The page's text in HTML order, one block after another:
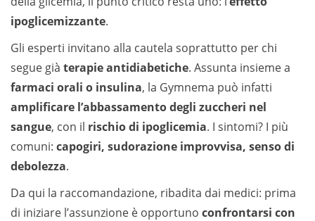
ipoglicemizzante.
Gli esperti invitano alla cautela soprattutto per chi
segue già terapie antidiabetiche. Assunta insieme a
farmaci orali o insulina, la Gymnema può infatti
amplificare l’abbassamento degli zuccheri nel
sangue, con il rischio di ipoglicemia. I sintomi? I più
comuni: capogiri, sudorazione improvvisa, senso di
debolezza.
Da qui la raccomandazione, ribadita dai medici: prima
di iniziare l’assunzione è opportuno confrontarsi con